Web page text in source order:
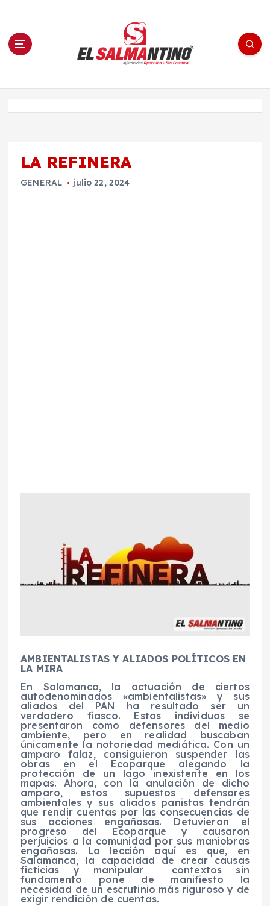
n El Salmantino - medios/noticias/editorial
LA REFINERA
GENERAL julio 22, 2024
AMBIENTALISTAS Y ALIADOS POLÍTICOS EN
LA MIRA
En Salamanca, la actuación de ciertos
autodenominados «ambientalistas» y sus
aliados del PAN ha resultado ser un
verdadero fiasco. Estos individuos se
presentaron como defensores del medio
ambiente, pero en realidad buscaban
únicamente la notoriedad mediática. Con un
amparo falaz, consiguieron suspender las
obras en el Ecoparque alegando la
protección de un lago inexistente en los
mapas. Ahora, con la anulación de dicho
amparo, estos supuestos defensores
ambientales y sus aliados panistas tendrán
que rendir cuentas por las consecuencias de
sus acciones engañosas. Detuvieron el
progreso del Ecoparque y causaron
perjuicios a la comunidad por sus maniobras
engañosas. La lección aquí es que, en
Salamanca, la capacidad de crear causas
ficticias y manipular contextos sin
fundamento pone de manifiesto la
necesidad de un escrutinio más riguroso y de
exigir rendición de cuentas.